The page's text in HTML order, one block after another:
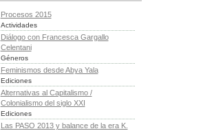
Procesos 2015
Actividades
Diálogo con Francesca Gargallo
Celentani
Géneros
Feminismos desde Abya Yala
Ediciones
Alternativas al Capitalismo /
Colonialismo del siglo XXI
Ediciones
Las PASO 2013 y balance de la era K.